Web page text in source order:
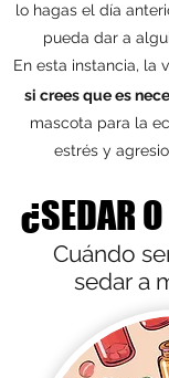
lo hagas el día
pueda dar a
En esta instancia, la
si crees que es
mascota para la
estrés y
¿SEDAR
¿SEDAR
Cuándo
sedar a